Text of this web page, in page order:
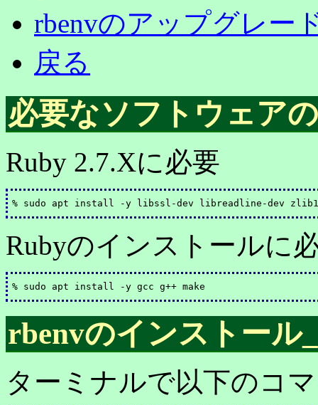
rbenvのアップグレー
戻る
必要なソフトウェア
Ruby 2.7.Xに必要
Rubyのインストールに
rbenvのインストール_
ターミナルで以下のコ